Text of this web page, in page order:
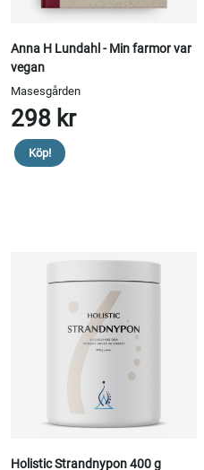
Anna H Lundahl - Min farmor var
vegan
Masesgården
298 kr
Köp!
Holistic Strandnypon 400 g